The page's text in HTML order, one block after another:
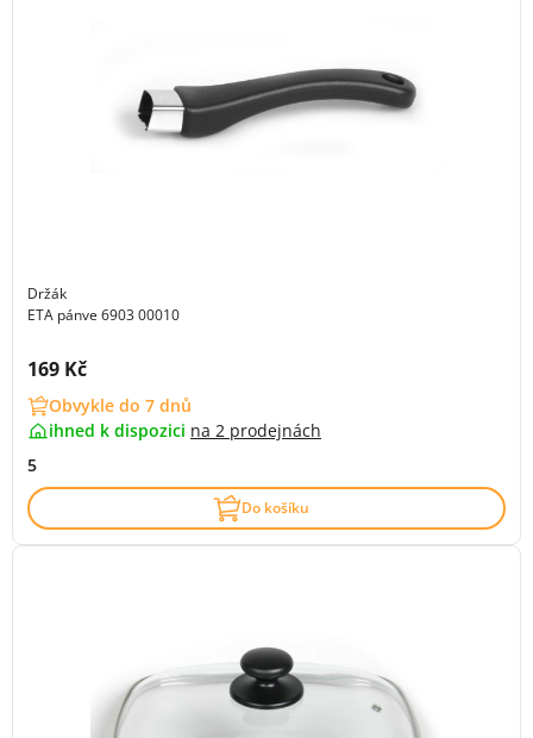
Držák
ETA pánve 6903 00010
Cena s DPH:
169 Kč
Obvykle do 7 dnů
ihned k dispozici na 2 prodejnách
5
Do košíku